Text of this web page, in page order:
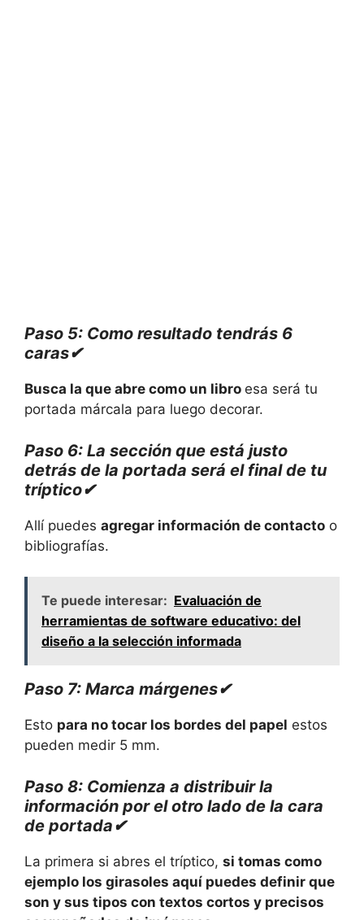
Paso 5: Como resultado tendrás 6
caras✔
Busca la que abre como un libro esa será tu
portada márcala para luego decorar.
Paso 6: La sección que está justo
detrás de la portada será el final de tu
tríptico✔
Allí puedes agregar información de contacto o
bibliografías.
Te puede interesar: Evaluación de
herramientas de software educativo: del
diseño a la selección informada
Paso 7: Marca márgenes✔
Esto para no tocar los bordes del papel estos
pueden medir 5 mm.
Paso 8: Comienza a distribuir la
información por el otro lado de la cara
de portada✔
La primera si abres el tríptico, si tomas como
ejemplo los girasoles aquí puedes definir que
son y sus tipos con textos cortos y precisos